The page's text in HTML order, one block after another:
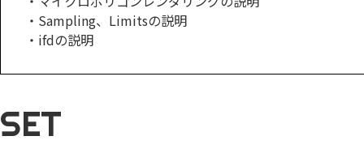
・Sampling、Limitsの説明
・ifdの説明
SET